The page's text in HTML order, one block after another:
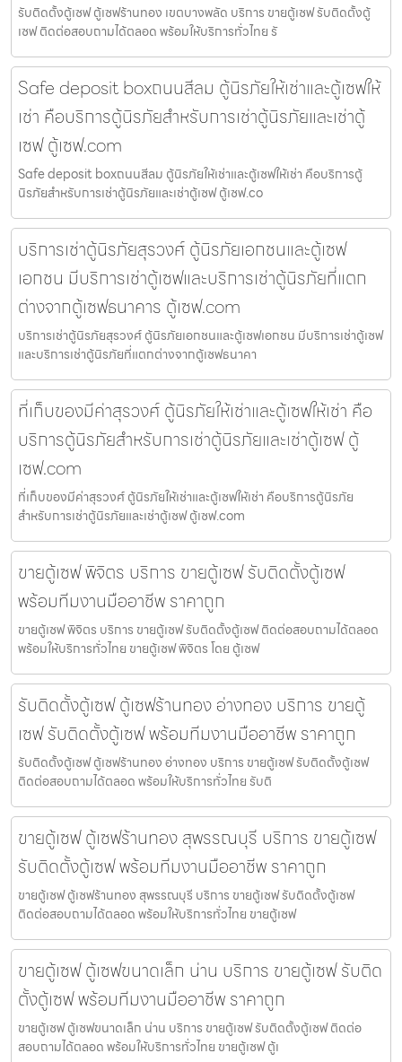
รับติดตั้งตู้เซฟ ตู้เซฟร้านทอง เขตบางพลัด บริการ ขายตู้เซฟ รับติดตั้งตู้
เซฟ ติดต่อสอบถามได้ตลอด พร้อมให้บริการทั่วไทย รั
Safe deposit boxถนนสีลม ตู้นิรภัยให้เช่าและตู้เซฟให้
เช่า คือบริการตู้นิรภัยสำหรับการเช่าตู้นิรภัยและเช่าตู้
เซฟ ตู้เซฟ.com
Safe deposit boxถนนสีลม ตู้นิรภัยให้เช่าและตู้เซฟให้เช่า คือบริการตู้
นิรภัยสำหรับการเช่าตู้นิรภัยและเช่าตู้เซฟ ตู้เซฟ.co
บริการเช่าตู้นิรภัยสุรวงศ์ ตู้นิรภัยเอกชนและตู้เซฟ
เอกชน มีบริการเช่าตู้เซฟและบริการเช่าตู้นิรภัยที่แตก
ต่างจากตู้เซฟธนาคาร ตู้เซฟ.com
บริการเช่าตู้นิรภัยสุรวงศ์ ตู้นิรภัยเอกชนและตู้เซฟเอกชน มีบริการเช่าตู้เซฟ
และบริการเช่าตู้นิรภัยที่แตกต่างจากตู้เซฟธนาคา
ที่เก็บของมีค่าสุรวงศ์ ตู้นิรภัยให้เช่าและตู้เซฟให้เช่า คือ
บริการตู้นิรภัยสำหรับการเช่าตู้นิรภัยและเช่าตู้เซฟ ตู้
เซฟ.com
ที่เก็บของมีค่าสุรวงศ์ ตู้นิรภัยให้เช่าและตู้เซฟให้เช่า คือบริการตู้นิรภัย
สำหรับการเช่าตู้นิรภัยและเช่าตู้เซฟ ตู้เซฟ.com
ขายตู้เซฟ พิจิตร บริการ ขายตู้เซฟ รับติดตั้งตู้เซฟ
พร้อมทีมงานมืออาชีพ ราคาถูก
ขายตู้เซฟ พิจิตร บริการ ขายตู้เซฟ รับติดตั้งตู้เซฟ ติดต่อสอบถามได้ตลอด
พร้อมให้บริการทั่วไทย ขายตู้เซฟ พิจิตร โดย ตู้เซฟ
รับติดตั้งตู้เซฟ ตู้เซฟร้านทอง อ่างทอง บริการ ขายตู้
เซฟ รับติดตั้งตู้เซฟ พร้อมทีมงานมืออาชีพ ราคาถูก
รับติดตั้งตู้เซฟ ตู้เซฟร้านทอง อ่างทอง บริการ ขายตู้เซฟ รับติดตั้งตู้เซฟ
ติดต่อสอบถามได้ตลอด พร้อมให้บริการทั่วไทย รับติ
ขายตู้เซฟ ตู้เซฟร้านทอง สุพรรณบุรี บริการ ขายตู้เซฟ
รับติดตั้งตู้เซฟ พร้อมทีมงานมืออาชีพ ราคาถูก
ขายตู้เซฟ ตู้เซฟร้านทอง สุพรรณบุรี บริการ ขายตู้เซฟ รับติดตั้งตู้เซฟ
ติดต่อสอบถามได้ตลอด พร้อมให้บริการทั่วไทย ขายตู้เซฟ
ขายตู้เซฟ ตู้เซฟขนาดเล็ก น่าน บริการ ขายตู้เซฟ รับติด
ตั้งตู้เซฟ พร้อมทีมงานมืออาชีพ ราคาถูก
ขายตู้เซฟ ตู้เซฟขนาดเล็ก น่าน บริการ ขายตู้เซฟ รับติดตั้งตู้เซฟ ติดต่อ
สอบถามได้ตลอด พร้อมให้บริการทั่วไทย ขายตู้เซฟ ตู้เ